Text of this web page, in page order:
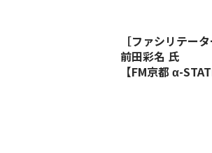
［ファシリテータ
前⽥彩名 ⽒
【FM京都 α-